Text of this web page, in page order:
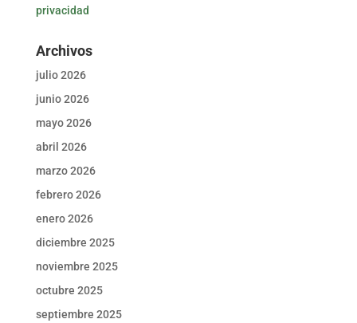
privacidad
Archivos
julio 2026
junio 2026
mayo 2026
abril 2026
marzo 2026
febrero 2026
enero 2026
diciembre 2025
noviembre 2025
octubre 2025
septiembre 2025